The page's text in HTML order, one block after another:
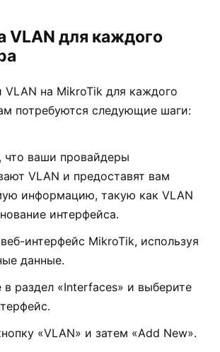
VLAN для каждого
VLAN на MikroTik для каждого
потребуются следующие шаги:
что ваши провайдеры
VLAN и предоставят вам
информацию, такую как VLAN
интерфейса.
интерфейс MikroTik, используя
данные.
в раздел «Interfaces» и выберите
«VLAN» и затем «Add New».